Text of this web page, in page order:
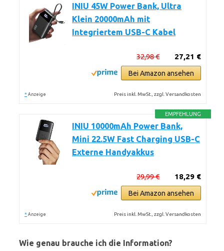
INIU 45W Power Bank, Ultra
Klein 20000mAh mit
Integriertem USB-C Kabel
27,21 €
32,98 €
Bei Amazon ansehen
* Anzeige Preis inkl. MwSt., zzgl. Versandkosten
EMPFEHLUNG
INIU 10000mAh Power Bank,
Mini 22.5W Fast Charging USB-C
Externe Handyakkus
18,29 €
29,99 €
Bei Amazon ansehen
* Anzeige Preis inkl. MwSt., zzgl. Versandkosten
Wie genau brauche ich die Information?